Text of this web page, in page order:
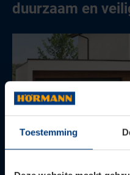
Toestemming
duurzaam en